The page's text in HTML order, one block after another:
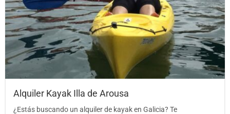
Alquiler Kayak Illa de Arousa
¿Estás buscando un alquiler de kayak en Galicia? Te